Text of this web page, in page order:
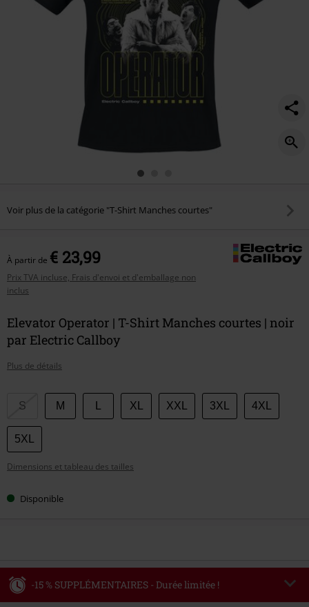
Voir plus de la catégorie "T-Shirt Manches courtes"
À partir de € 23,99
Prix TVA incluse, Frais d'envoi et d'emballage non
inclus
Elevator Operator | T-Shirt Manches courtes | noir
par Electric Callboy
Plus de détails
Choisissez
taille
S M XL XXL 3XL 4XL
5XL
Dimensions et tableau des tailles
Disponible
-15 % SUPPLÉMENTAIRES - Durée limitée !